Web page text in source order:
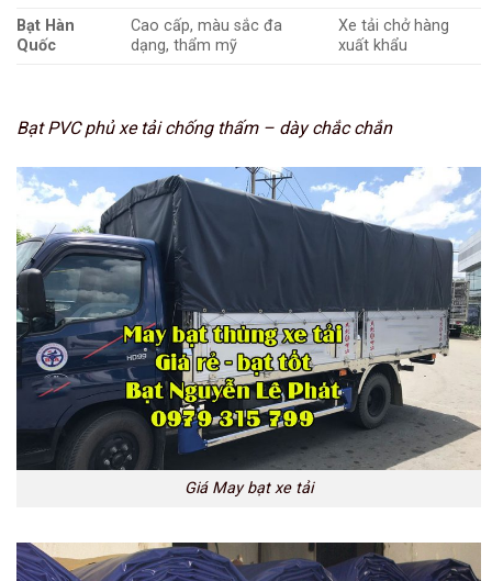
Bạt Hàn
Quốc
Cao cấp, màu sắc đa
dạng, thẩm mỹ
Xe tải chở hàng
xuất khẩu
Bạt PVC phủ xe tải chống thấm – dày chắc chắn
Giá May bạt xe tải